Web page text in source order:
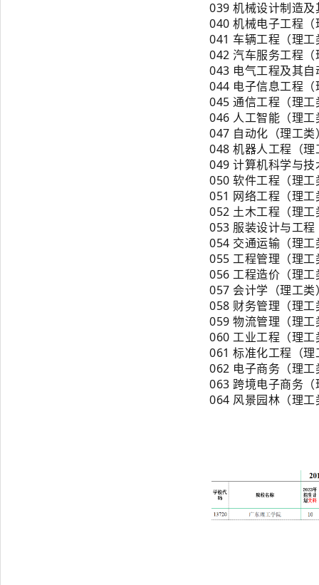
039 机械设计制造
040 机械电子工程（
041 车辆工程（理工
042 汽车服务工程（
043 电气工程及其
044 电子信息工程（
045 通信工程（理工
046 人工智能（理工
047 自动化（理工类
048 机器人工程（理
049 计算机科学与
050 软件工程（理工
051 网络工程（理工
052 土木工程（理工
053 服装设计与工
054 交通运输（理工
055 工程管理（理工
056 工程造价（理工
057 会计学（理工类
058 财务管理（理工
059 物流管理（理工
060 工业工程（理工
061 标准化工程（理
062 电子商务（理工
063 跨境电子商务（
064 风景园林（理工